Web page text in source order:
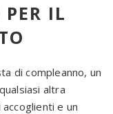
PER IL
di compleanno, un
altra
e un